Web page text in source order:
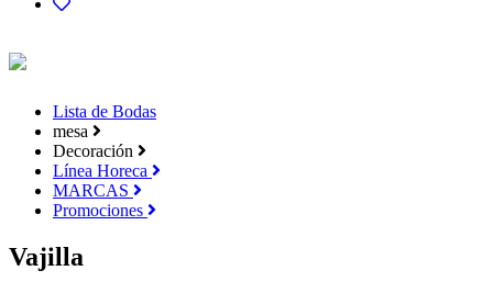
Lista de Bodas
mesa
Decoración
Línea Horeca
MARCAS
Promociones
Vajilla